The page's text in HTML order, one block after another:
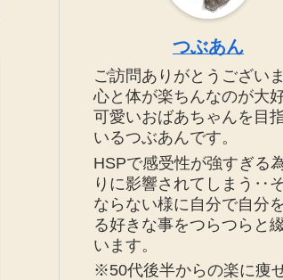
つぶあん
ご訪問ありがとうござい
心と体が楽ちんなのが大
可愛いおばあちゃんを目
いるつぶあんです。
HSPで感受性が強すぎる
りに影響されてしまう‥
ならない様に自分で自分
る好きな事をつらつらと
います。
※50代後半からの楽に痩